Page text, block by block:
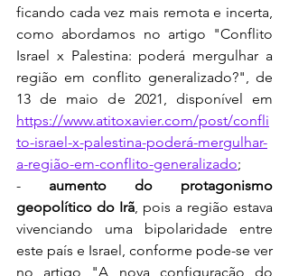
ficando cada vez mais remota e incerta,
como abordamos no artigo "Conflito
Israel x Palestina: poderá mergulhar a
região em conflito generalizado?", de
https://www.atitoxavier.com/post/confli
to-israel-x-palestina-poderá-mergulhar-
a-região-em-conflito-generalizado;
- aumento do protagonismo
geopolítico do Irã , pois a região estava
vivenciando uma bipolaridade entre
este país e Israel, conforme pode-se ver
no artigo "A nova configuração do